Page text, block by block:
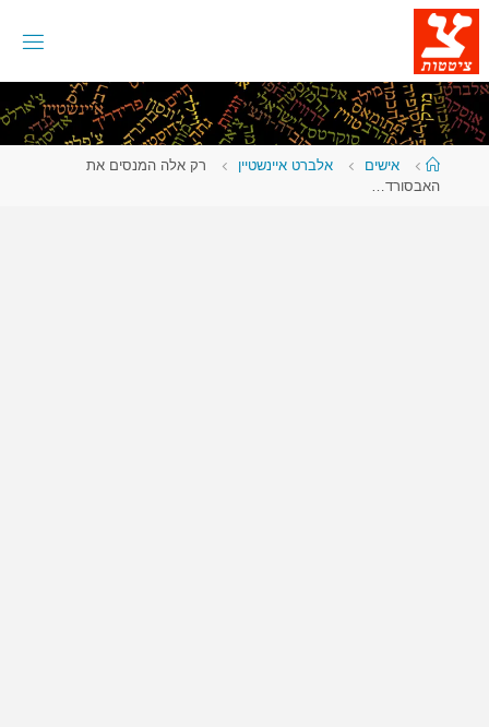
דלגו
לתוכן
עמוד
ראשי
אישים אלברט איינשטיין
רק אלה המנסים את
האבסורד…